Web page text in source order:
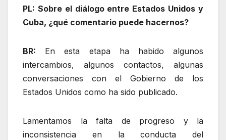
PL: Sobre el diálogo entre Estados Unidos y
Cuba, ¿qué comentario puede hacernos?
BR: En esta etapa ha habido algunos
intercambios, algunos contactos, algunas
conversaciones con el Gobierno de los
Estados Unidos como ha sido publicado.
Lamentamos la falta de progreso y la
inconsistencia en la conducta del